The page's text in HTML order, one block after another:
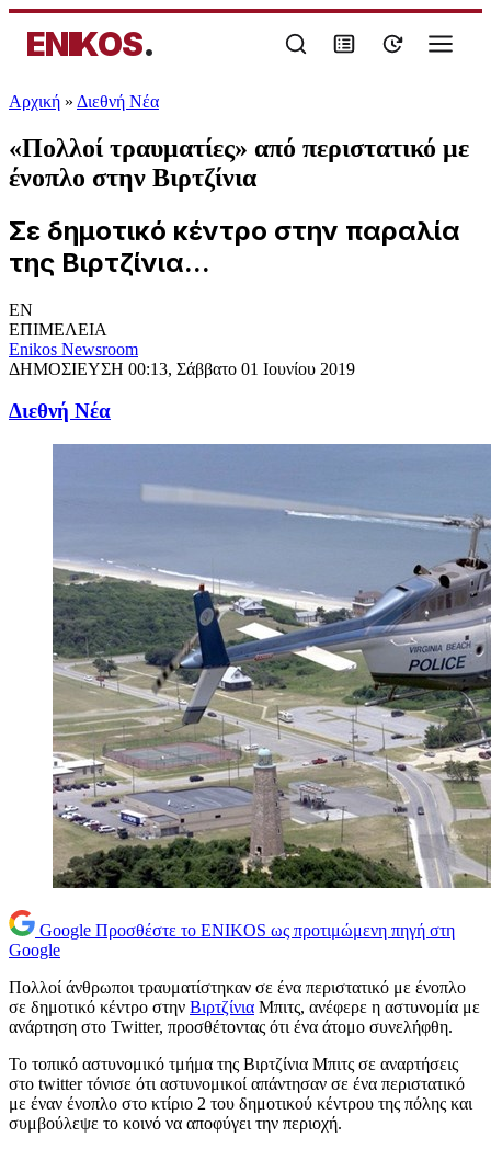
ENIKOS.
Αρχική » Διεθνή Νέα
«Πολλοί τραυματίες» από περιστατικό με
ένοπλο στην Βιρτζίνια
Σε δημοτικό κέντρο στην παραλία
της Βιρτζίνια...
EN
ΕΠΙΜΕΛΕΙΑ
Enikos Newsroom
ΔΗΜΟΣΙΕΥΣΗ 00:13, Σάββατο 01 Ιουνίου 2019
Διεθνή Νέα
Google Προσθέστε το ENIKOS ως προτιμώμενη πηγή στη
Google
Πολλοί άνθρωποι τραυματίστηκαν σε ένα περιστατικό με ένοπλο
σε δημοτικό κέντρο στην Βιρτζίνια Μπιτς, ανέφερε η αστυνομία με
ανάρτηση στο Twitter, προσθέτοντας ότι ένα άτομο συνελήφθη.
Το τοπικό αστυνομικό τμήμα της Βιρτζίνια Μπιτς σε αναρτήσεις
στο twitter τόνισε ότι αστυνομικοί απάντησαν σε ένα περιστατικό
με έναν ένοπλο στο κτίριο 2 του δημοτικού κέντρου της πόλης και
συμβούλεψε το κοινό να αποφύγει την περιοχή.